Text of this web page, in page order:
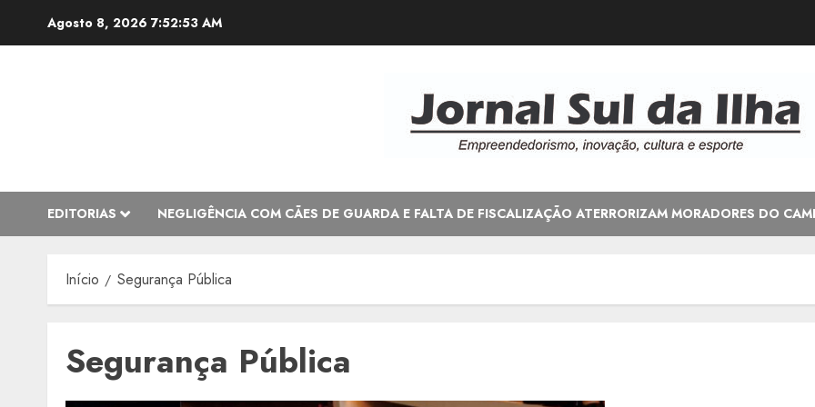
Agosto 8, 2026 7:52:53 AM
EDITORIAS NEGLIGÊNCIA COM CÃES DE GUARDA E FALTA DE FISCALIZAÇÃO ATERRORIZAM MORADORES DO
Início Segurança Pública
Segurança Pública